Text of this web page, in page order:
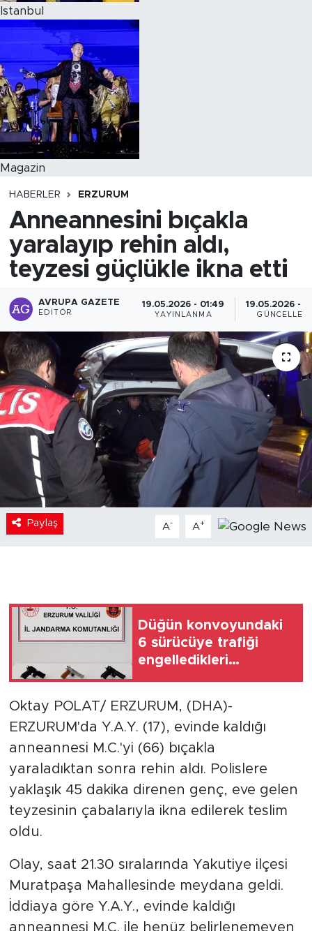
Istanbul
Magazin
HABERLER ERZURUM
Anneannesini bıçakla
yaralayıp rehin aldı,
teyzesi güçlükle ikna etti
AVRUPA GAZETE
EDITÖR
19.05.2026 - 01:49
YAYINLANMA
19.05.2026 -
Paylaş A- A+
Düğün konvoyundaki
6 sürücüye trafiği
engelledikleri
Oktay POLAT/ ERZURUM, (DHA)-
ERZURUM'da Y.A.Y. (17), evinde kaldığı
anneannesi M.C.'yi (66) bıçakla
yaraladıktan sonra rehin aldı. Polislere
yaklaşık 45 dakika direnen genç, eve gelen
teyzesinin çabalarıyla ikna edilerek teslim
oldu.
Olay, saat 21.30 sıralarında Yakutiye ilçesi
Muratpaşa Mahallesinde meydana geldi.
İddiaya göre Y.A.Y., evinde kaldığı
anneannesi M.C. ile henüz belirlenemeyen